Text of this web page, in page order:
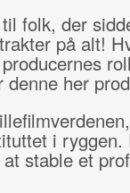
folk, der
på alt!
her
i ryggen.
stable et